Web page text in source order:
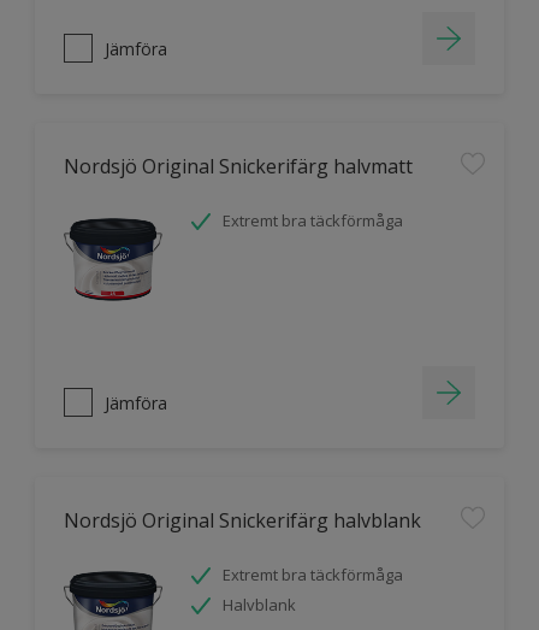
Jämföra
Nordsjö Original Snickerifärg halvmatt
Extremt bra täckförmåga
Jämföra
Nordsjö Original Snickerifärg halvblank
Extremt bra täckförmåga
Halvblank